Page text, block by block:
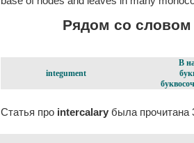
Рядом со
integument
В
Статья про intercalary была прочитана